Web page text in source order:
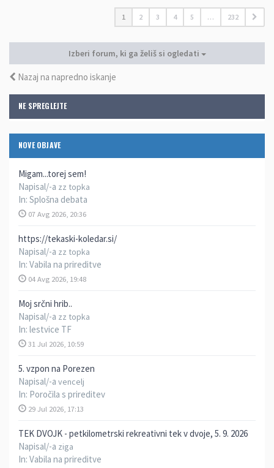
NE SPREGLEJTE
NOVE OBJAVE
Migam...torej sem!
Napisal/-a zz topka
In: Splošna debata
07 Avg 2026, 20:36
https://tekaski-koledar.si/
Napisal/-a zz topka
In: Vabila na prireditve
04 Avg 2026, 19:48
Moj srčni hrib..
Napisal/-a zz topka
In: lestvice TF
31 Jul 2026, 10:59
5. vzpon na Porezen
Napisal/-a vencelj
In: Poročila s prireditev
29 Jul 2026, 17:13
TEK DVOJK - petkilometrski rekreativni tek v dvoje, 5. 9. 2026
Napisal/-a ziga
In: Vabila na prireditve
1 2 3 4 5 … 232
Izberi forum, ki ga želiš si ogledati
Nazaj na napredno iskanje